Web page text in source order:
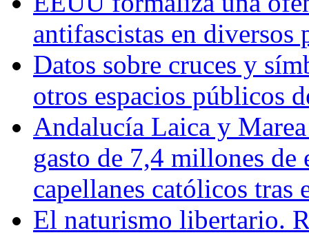
antifascistas en
Datos sobre cruces y
otros espacios públicos
Andalucía Laica y
gasto de 7,4 millones de
capellanes católicos
El naturismo libertario.